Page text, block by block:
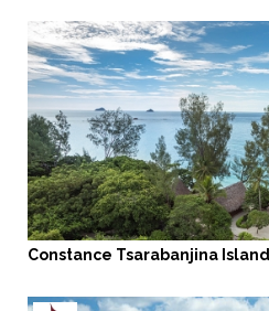
Constance Tsarabanjina Island